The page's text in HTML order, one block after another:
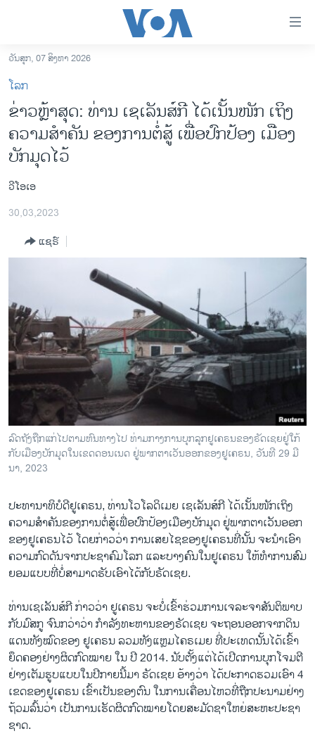
ເຂົ້າ
ຫາ
ຂ້າມ
ຂ້າມ
ຂ້າມ
ໄປ
ຫາ
ຊອກ
ລາວ
ອາເມຣິກາ
ການເລືອກຕັ້ງ ປະທານາທີບໍດີ ສະຫະລັດ 2024
ອິດສະຫຼະພາບດ້ານການຂ່າວ
ຊຸມຊົນຊາວລາວ
ວິທະຍາສາດ-ເທັກໂນໂລຈີ
ທຸລະກິດ
ພາສາອັງກິດ
ວີດີໂອ
ສຽງ
ລາຍການກະຈາຍສຽງ
ຕິດຕາມພວກເຮົາ ທີ່
ພາສາຕ່າງໆ
ວັນສຸກ, 07 ສິງຫາ 2026
ໂລກ
ຂ່າວຫຼ້າ​ສຸດ: ທ່ານ ເຊເລັນສ໌ກີ ໄດ້ເນັ້ນໜັກ ເຖິງ
ຄວາມສຳຄັນ ຂອງການຕໍ່ສູ້ ເພື່ອປົກປ້ອງ ເມືອງ
ບັກມຸດໄວ້
ວີໂອເອ
30,03,2023
ແຊຣ໌
​ລົດ​ຖັງ​ຖືກ​ແກ່ໄປ​ຕາມ​ຫົນ​ທາງ​ໄປ ທ່າມ​ກາງ​ການ​ບຸກ​ລຸກ​ຢູ​ເຄ​ຣນ​ຂອງ​ຣັດ​ເຊຍຢູ່​ໃກ້​
ກັບ​ເມືອງ​ບັກ​ມຸດ​ໃນ​ເຂດດອນ​ເນດ ຢູ່ພາກ​ຕາ​ເວັນ​ອອກ​ຂອງ​ຢູ​ເຄ​ຣນ, ວັນ​ທີ 29 ມີ​
ນາ, 2023
ປະທານາທິບໍດີ​ຢູ​ເຄຣນ, ທ່ານ​ໂວ​ໂລ​ດິ​ເມຍ ເຊ​ເລັນ​ສ໌​ກີ ​ໄດ້​ເນັ້ນ​ໜັກ​ເຖິງ​
ຄວາມ​ສຳຄັນ​ຂອງ​ການ​ຕໍ່ສູ້ເພື່ອ​ປົກ​ປ້ອງເມືອງບັກ​ມຸດ ຢູ່ພາກ​ຕາ​ເວັນ​ອອກ​
ຂອງ​ຢູ​ເຄຣນໄວ້ ​ໂດຍ​ກ່າວ​ວ່າ ການ​ເສຍ​ໄຊຂອງ​ຢູ​ເຄຣນທີ່​ນັ້ນ ຈະ​ນຳ​ເອົາ​
ຄວາມ​ກົດ​ດັນ​ຈາກ​ປະຊາ​ຄົມ​ໂລກ ​ແລະ​ບາງ​ຄົນ​ໃນ​ຢູ​ເຄຣນ ​ໃຫ້ທຳການສົມ​
ຍອມແບບ​ທີ່​ບໍ່​ສາມາດຮັບເອົາ​ໄດ້ກັບຣັດ​ເຊຍ.
ທ່ານເຊ​ເລັນ​ສ໌​ກີ ກ່າວວ່າ ຢູເຄຣນ ຈະບໍ່ເຂົ້າຮ່ວມການເຈລະຈາສັນຕິພາບ
ກັບມົສກູ ຈົນກວ່າວ່າ ກຳລັງທະ​ຫານຂອງຣັດເຊຍ ຈະຖອນອອກຈາກດິນ
ແດນທັງໝົດຂອງ ຢູເຄຣນ ລວມທັງແຫຼມໄຄ​ຣ​ເມຍ ທີ່ປະ​ເທດນັ້ນໄດ້ເຂົ້າ
ຍຶດຄອງຢ່າງຜິດກົດໝາຍ ໃນ ປີ 2014. ນັບຕັ້ງແຕ່ໄດ້ເປີດການບຸກໂຈມຕີ
ຢ່າງເຕັມຮູບແບບໃນປີກາຍນີ້ມາ ຣັດເຊຍ ອ້າງວ່າ ໄ​ດ້​ປະ​ກາດ​ຮວມເອົາ 4
ເຂດຂອງ​ຢູ​ເຄ​ຣນ ​ເຂົ້າ​ເປັນ​ຂອງ​ຕົນ ໃນ​ການ​ເຄື່ອນ​ໄຫວທີ່ຖືກ​ປະ​ນາມ​ຢ່າງ
ຖ້ວມ​ລົ້ນ​ວ່າ ​ເປັນ​ການເຮັດ​ຜິດ​ກົດ​ໝາຍ​ໂດຍ​ສະ​ມັດ​ຊາ​ໃຫຍ່​ສະ​ຫະ​ປະ​ຊາ​
ຊາດ.